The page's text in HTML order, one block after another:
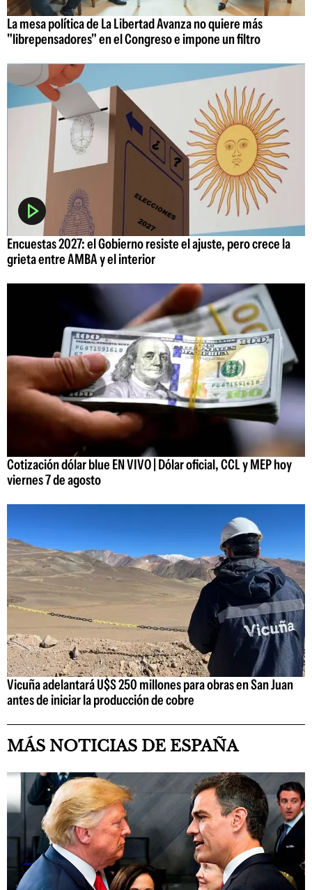
La mesa política de La Libertad Avanza no quiere más
"librepensadores" en el Congreso e impone un filtro
Encuestas 2027: el Gobierno resiste el ajuste, pero crece la
grieta entre AMBA y el interior
Cotización dólar blue EN VIVO | Dólar oficial, CCL y MEP hoy
viernes 7 de agosto
Vicuña adelantará U$S 250 millones para obras en San Juan
antes de iniciar la producción de cobre
MÁS NOTICIAS DE ESPAÑA